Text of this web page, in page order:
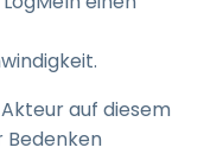
auf diesem
Bedenken